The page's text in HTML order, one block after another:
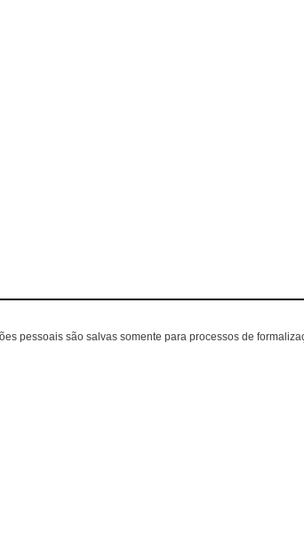
pessoais são salvas somente para processos de